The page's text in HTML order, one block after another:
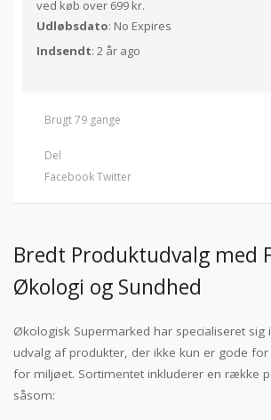
ved køb over 699 kr.
Udløbsdato: No Expires
Indsendt: 2 år ago
Brugt 79 gange
Del
FacebookTwitter
Bredt Produktudvalg med
Økologi og Sundhed
Økologisk Supermarked har specialiseret sig
udvalg af produkter, der ikke kun er gode
for miljøet. Sortimentet inkluderer en række
såsom: